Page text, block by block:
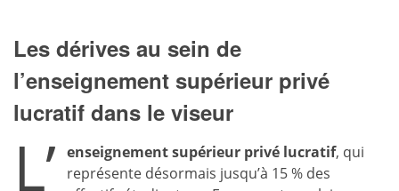
Les dérives au sein de
l’enseignement supérieur privé
lucratif dans le viseur
L’ enseignement supérieur privé lucratif, qui
représente désormais jusqu’à 15 % des